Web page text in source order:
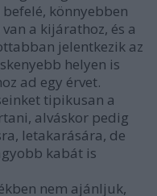
könnyebben
a kijárathoz, és a
jelentkezik az
helyen is
ad egy érvet.
tipikusan a
alváskor pedig
letakarására, de
kabát is
nem ajánljuk,